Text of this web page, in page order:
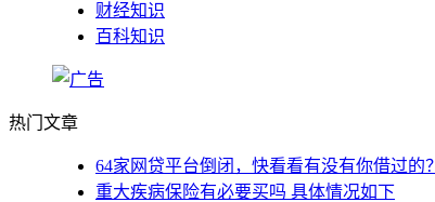
财经知识
百科知识
热门文章
64家网贷平台倒闭，快看看有没有你借过的？
重大疾病保险有必要买吗 具体情况如下